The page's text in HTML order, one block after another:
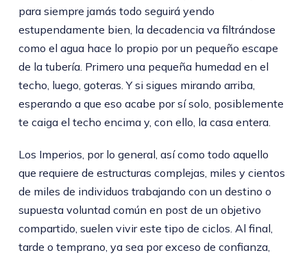
para siempre jamás todo seguirá yendo
estupendamente bien, la decadencia va filtrándose
como el agua hace lo propio por un pequeño escape
de la tubería. Primero una pequeña humedad en el
techo, luego, goteras. Y si sigues mirando arriba,
esperando a que eso acabe por sí solo, posiblemente
te caiga el techo encima y, con ello, la casa entera.
Los Imperios, por lo general, así como todo aquello
que requiere de estructuras complejas, miles y cientos
de miles de individuos trabajando con un destino o
supuesta voluntad común en post de un objetivo
compartido, suelen vivir este tipo de ciclos. Al final,
tarde o temprano, ya sea por exceso de confianza,